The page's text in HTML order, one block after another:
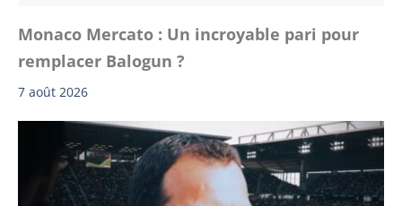
Monaco Mercato : Un incroyable pari pour
remplacer Balogun ?
7 août 2026